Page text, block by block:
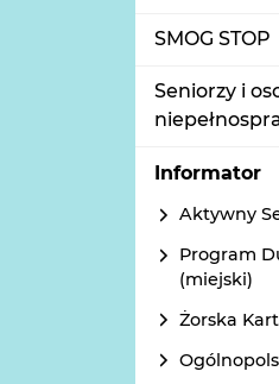
SMOG STOP
Seniorzy i
Informator
Aktywny
Program
(miejski)
Żorska